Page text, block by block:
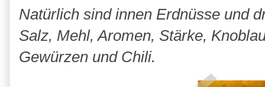
Natürlich sind innen Erdnüsse und
Salz, Mehl, Aromen, Stärke,
Gewürzen und Chili.